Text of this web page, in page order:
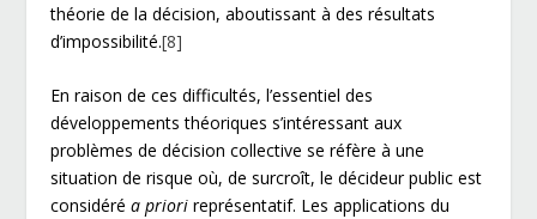
théorie de la décision, aboutissant à des résultats
d’impossibilité.[8]
En raison de ces difficultés, l’essentiel des
développements théoriques s’intéressant aux
problèmes de décision collective se réfère à une
situation de risque où, de surcroît, le décideur public est
considéréa priori représentatif. Les applications du